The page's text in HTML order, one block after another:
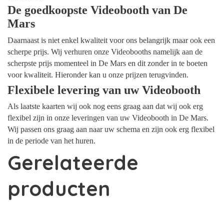
De goedkoopste Videobooth van De
Mars
Daarnaast is niet enkel kwaliteit voor ons belangrijk maar ook een
scherpe prijs. Wij verhuren onze Videobooths namelijk aan de
scherpste prijs momenteel in De Mars en dit zonder in te boeten
voor kwaliteit. Hieronder kan u onze prijzen terugvinden.
Flexibele levering van uw Videobooth
Als laatste kaarten wij ook nog eens graag aan dat wij ook erg
flexibel zijn in onze leveringen van uw Videobooth in De Mars.
Wij passen ons graag aan naar uw schema en zijn ook erg flexibel
in de periode van het huren.
Gerelateerde
producten